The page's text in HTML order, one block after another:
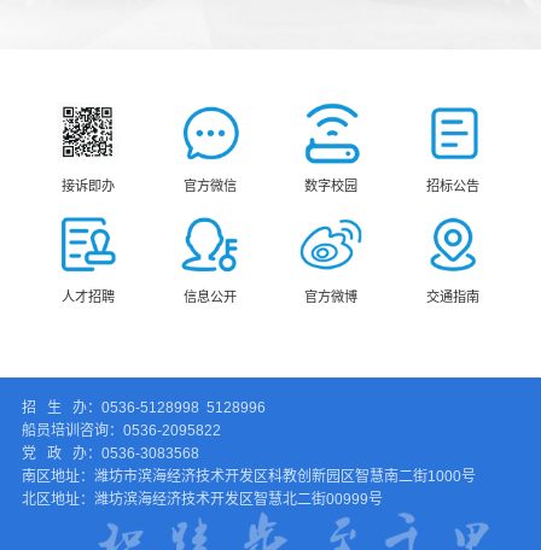
接诉即办 官方微信 数字校园 招标公告
人才招聘 信息公开 官方微博 交通指南
招 生 办：0536-5128998 5128996
船员培训咨询：0536-2095822
党 政 办：0536-3083568
南区地址：潍坊市滨海经济技术开发区科教创新园区智慧南二街1000号
北区地址：潍坊滨海经济技术开发区智慧北二街00999号